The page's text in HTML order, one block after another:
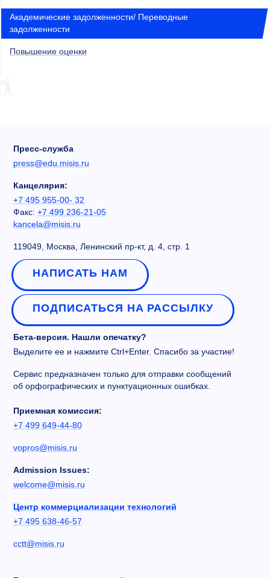
Академические задолженности/ Переводные
задолженности
Повышение оценки
Пресс-служба
press@edu.misis.ru
Канцелярия:
+7 495 955-00- 32
Факс: +7 499 236-21-05
kancela@misis.ru
119049, Москва, Ленинский пр-кт, д. 4, стр. 1
НАПИСАТЬ НАМ
ПОДПИСАТЬСЯ НА РАССЫЛКУ
Бета-версия. Нашли опечатку?
Выделите ее и нажмите Ctrl+Enter. Спасибо за участие!
Сервис предназначен только для отправки сообщений
об орфографических и пунктуационных ошибках.
Приемная комиссия:
+7 499 649-44-80
vopros@misis.ru
Admission Issues:
welcome@misis.ru
Центр коммерциализации технологий
+7 495 638-46-57
cctt@misis.ru